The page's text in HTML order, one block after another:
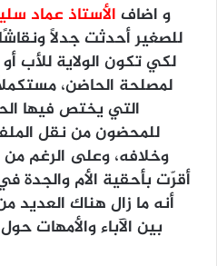
و اضاف الأستاذ عماد
للصغير أحدثت جدلًا
لكي تكون الولاية للأب
لمصلحة الحاضن،
التي يختص فيها
للمحضون من نقل
وخلافه، وعلى الرغم من
أقرّت بأحقية الأم والجدة
أنه ما زال هناك العديد
بين الآباء والأمهات